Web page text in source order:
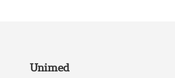
Unimed